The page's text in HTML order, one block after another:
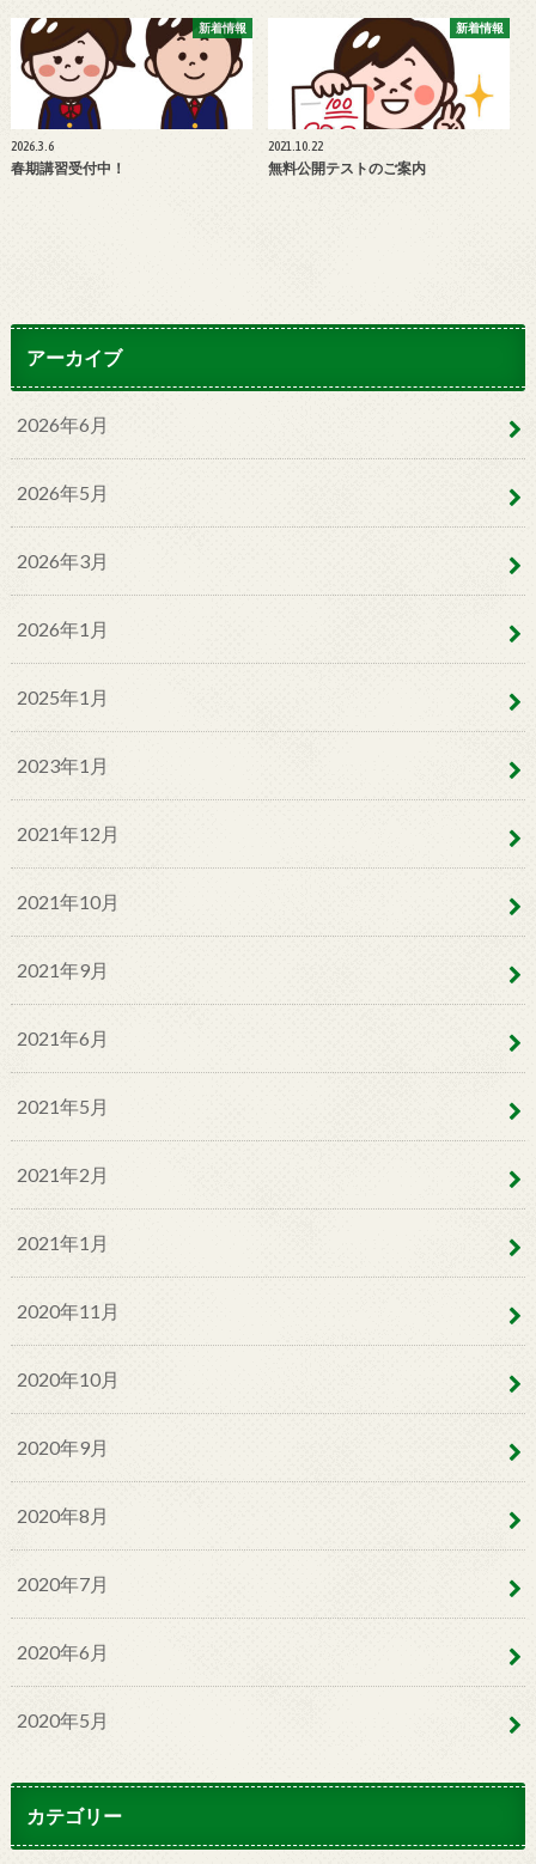
新着情報
2026.3.6
春期講習受付中！
新着情報
2021.10.22
無料公開テストのご案内
アーカイブ
2026年6月
2026年5月
2026年3月
2026年1月
2025年1月
2023年1月
2021年12月
2021年10月
2021年9月
2021年6月
2021年5月
2021年2月
2021年1月
2020年11月
2020年10月
2020年9月
2020年8月
2020年7月
2020年6月
2020年5月
カテゴリー